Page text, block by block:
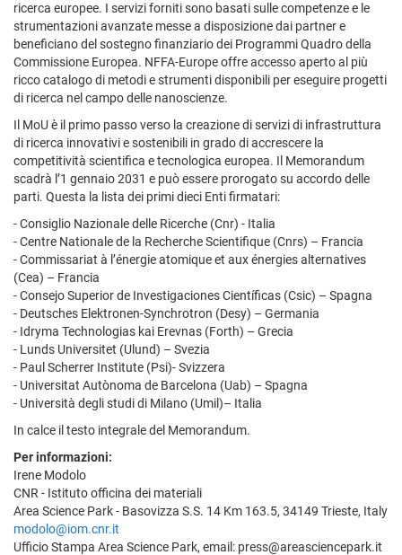
ricerca europee. I servizi forniti sono basati sulle competenze e le
strumentazioni avanzate messe a disposizione dai partner e
beneficiano del sostegno finanziario dei Programmi Quadro della
Commissione Europea. NFFA-Europe offre accesso aperto al più
ricco catalogo di metodi e strumenti disponibili per eseguire progetti
di ricerca nel campo delle nanoscienze.
Il MoU è il primo passo verso la creazione di servizi di infrastruttura
di ricerca innovativi e sostenibili in grado di accrescere la
competitività scientifica e tecnologica europea. Il Memorandum
scadrà l’1 gennaio 2031 e può essere prorogato su accordo delle
parti. Questa la lista dei primi dieci Enti firmatari:
- Consiglio Nazionale delle Ricerche (Cnr) - Italia
- Centre Nationale de la Recherche Scientifique (Cnrs) – Francia
- Commissariat à l’énergie atomique et aux énergies alternatives
(Cea) – Francia
- Consejo Superior de Investigaciones Científicas (Csic) – Spagna
- Deutsches Elektronen-Synchrotron (Desy) – Germania
- Idryma Technologias kai Erevnas (Forth) – Grecia
- Lunds Universitet (Ulund) – Svezia
- Paul Scherrer Institute (Psi)- Svizzera
- Universitat Autònoma de Barcelona (Uab) – Spagna
- Università degli studi di Milano (Umil)– Italia
In calce il testo integrale del Memorandum.
Per informazioni:
Irene Modolo
CNR - Istituto officina dei materiali
Area Science Park - Basovizza S.S. 14 Km 163.5, 34149 Trieste, Italy
modolo@iom.cnr.it
Ufficio Stampa Area Science Park, email: press@areasciencepark.it